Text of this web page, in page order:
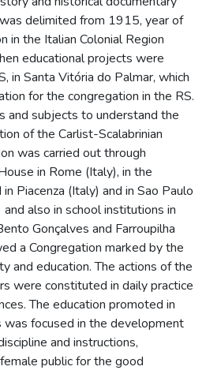
delimited from 1915, year of
in the Italian Colonial Region
educational projects were
in Santa Vitória do Palmar, which
for the congregation in the RS.
and subjects to understand the
of the Carlist-Scalabrinian
was carried out through
in Rome (Italy), in the
Piacenza (Italy) and in Sao Paulo
and also in school institutions in
Gonçalves and Farroupilha
a Congregation marked by the
and education. The actions of the
were constituted in daily practice
The education promoted in
focused in the development
and instructions,
public for the good